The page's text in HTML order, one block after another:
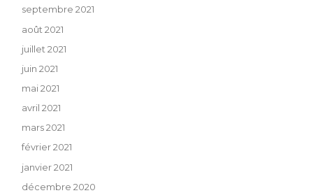
septembre 2021
août 2021
juillet 2021
juin 2021
mai 2021
avril 2021
mars 2021
février 2021
janvier 2021
décembre 2020